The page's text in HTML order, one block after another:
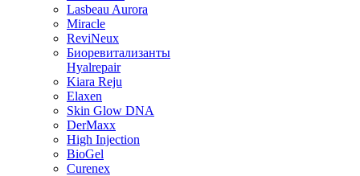
Lasbeau Aurora
Miracle
ReviNeux
Биоревитализанты
Hyalrepair
Kiara Reju
Elaxen
Skin Glow DNA
DerMaxx
High Injection
BioGel
Curenex